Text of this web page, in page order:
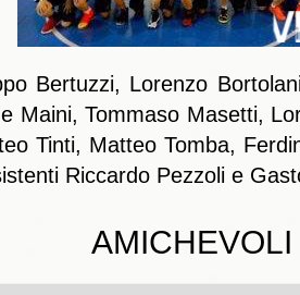
Bertuzzi, Lorenzo
Maini, Tommaso Masetti,
Tinti, Matteo Tomba,
Riccardo Pezzoli e
AMICHEVOLI